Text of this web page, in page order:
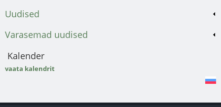
Uudised
Varasemad uudised
Kalender
vaata kalendrit